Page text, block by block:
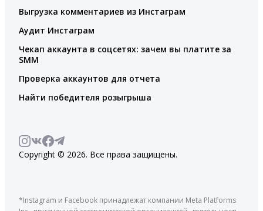
Выгрузка комментариев из Инстаграм
Аудит Инстаграм
Чекап аккаунта в соцсетях: зачем вы платите за
SMM
Проверка аккаунтов для отчета
Найти победителя розыгрыша
Copyright © 2026. Все права защищены.
*Instagram и Facebook принадлежат компании Meta Platforms